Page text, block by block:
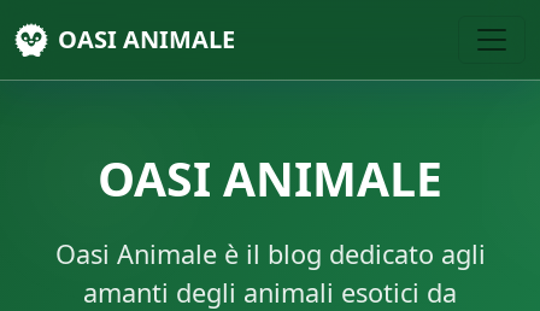
OASI ANIMALE
OASI ANIMALE
Oasi Animale è il blog dedicato agli
amanti degli animali esotici da